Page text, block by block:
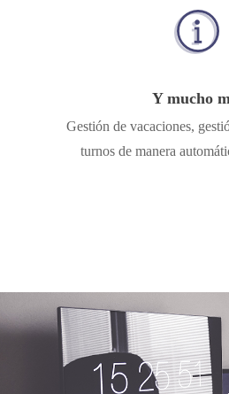
Y mucho
Gestión de vacaciones,
turnos de manera